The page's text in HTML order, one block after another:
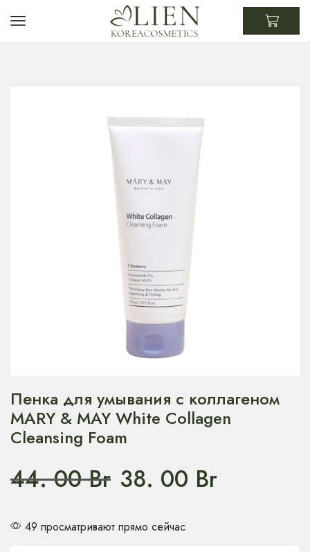
​Пенка для умывания с коллагеном
MARY & MAY White Collagen
Cleansing Foam
44. 00Br 38. 00 Br
49 просматривают прямо сейчас